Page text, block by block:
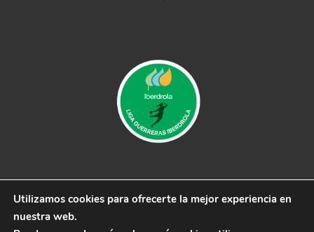
© 2019 CB Remudas - Desarrollado por3COM
Utilizamos cookies para ofrecerte la mejor experiencia en
nuestra web.